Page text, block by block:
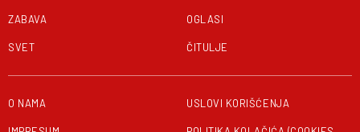
ZABAVA
SVET
OGLASI
ČITULJE
O NAMA USLOVI KORIŠĆENJA